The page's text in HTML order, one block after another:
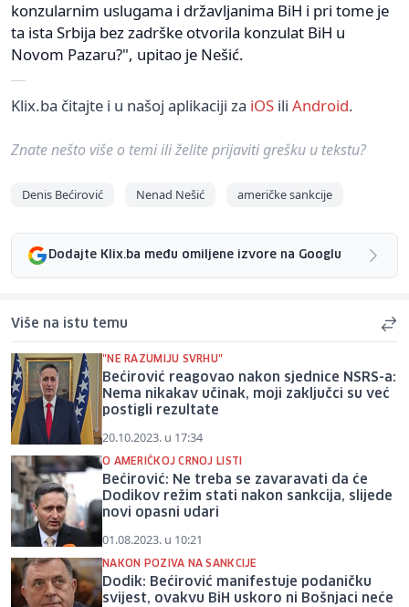
konzularnim uslugama i državljanima BiH i pri tome je
ta ista Srbija bez zadrške otvorila konzulat BiH u
Novom Pazaru?", upitao je Nešić.
Klix.ba čitajte i u našoj aplikaciji za iOS ili Android.
Znate nešto više o temi ili želite prijaviti grešku u tekstu?
Denis Bećirović Nenad Nešić američke sankcije
Dodajte Klix.ba među omiljene izvore na Googlu
Više na istu temu
"NE RAZUMIJU SVRHU"
Bećirović reagovao nakon sjednice NSRS-a:
Nema nikakav učinak, moji zaključci su već
postigli rezultate
20.10.2023. u 17:34
O AMERIČKOJ CRNOJ LISTI
Bećirović: Ne treba se zavaravati da će
Dodikov režim stati nakon sankcija, slijede
novi opasni udari
01.08.2023. u 10:21
NAKON POZIVA NA SANKCIJE
Dodik: Bećirović manifestuje podaničku
svijest, ovakvu BiH uskoro ni Bošnjaci neće